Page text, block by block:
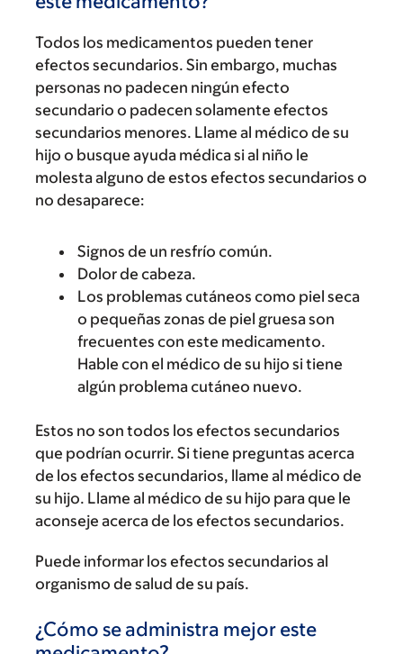
Todos los medicamentos pueden tener
efectos secundarios. Sin embargo, muchas
personas no padecen ningún efecto
secundario o padecen solamente efectos
secundarios menores. Llame al médico de su
hijo o busque ayuda médica si al niño le
molesta alguno de estos efectos secundarios o
no desaparece:
Signos de un resfrío común.
Dolor de cabeza.
Los problemas cutáneos como piel seca
o pequeñas zonas de piel gruesa son
frecuentes con este medicamento.
Hable con el médico de su hijo si tiene
algún problema cutáneo nuevo.
Estos no son todos los efectos secundarios
que podrían ocurrir. Si tiene preguntas acerca
de los efectos secundarios, llame al médico de
su hijo. Llame al médico de su hijo para que le
aconseje acerca de los efectos secundarios.
Puede informar los efectos secundarios al
organismo de salud de su país.
¿Cómo se administra mejor este